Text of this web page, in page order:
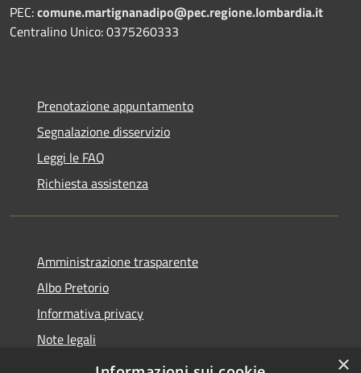
PEC:comune.martignanadipo@pec.regione.lombardia.it
Centralino Unico: 0375260333
Prenotazione appuntamento
Segnalazione disservizio
Leggi le FAQ
Richiesta assistenza
Amministrazione trasparente
Albo Pretorio
Informativa privacy
Note legali
Dichiarazione di accessibilità
×